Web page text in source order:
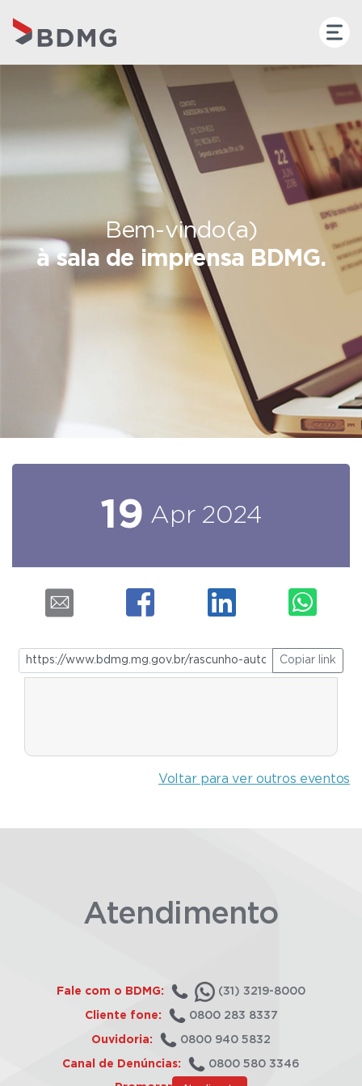
Bem-vindo(a)
à sala de imprensa BDMG.
19 Apr 2024
Copiar link
Voltar para ver outros eventos
Atendimento
Fale com o BDMG: (31) 3219-8000
Cliente fone: 0800 283 8337
Ouvidoria: 0800 940 5832
Canal de Denúncias: 0800 580 3346